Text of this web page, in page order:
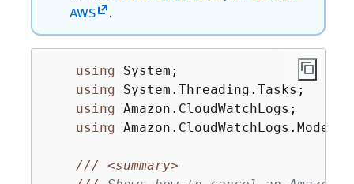
AWS
.
using System;
using System.Threading.Tasks;
using Amazon.CloudWatchLogs;
using Amazon.CloudWatchLogs.Model;
///
<summary>